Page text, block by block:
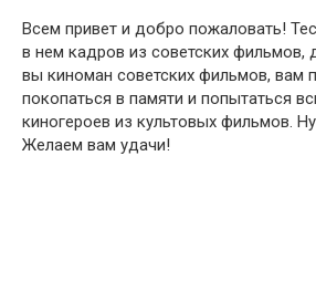
Всем привет и добро пожаловать!
в нем кадров из советских фильмов,
вы киноман советских фильмов, вам
покопаться в памяти и попытаться
киногероев из культовых фильмов.
Желаем вам удачи!